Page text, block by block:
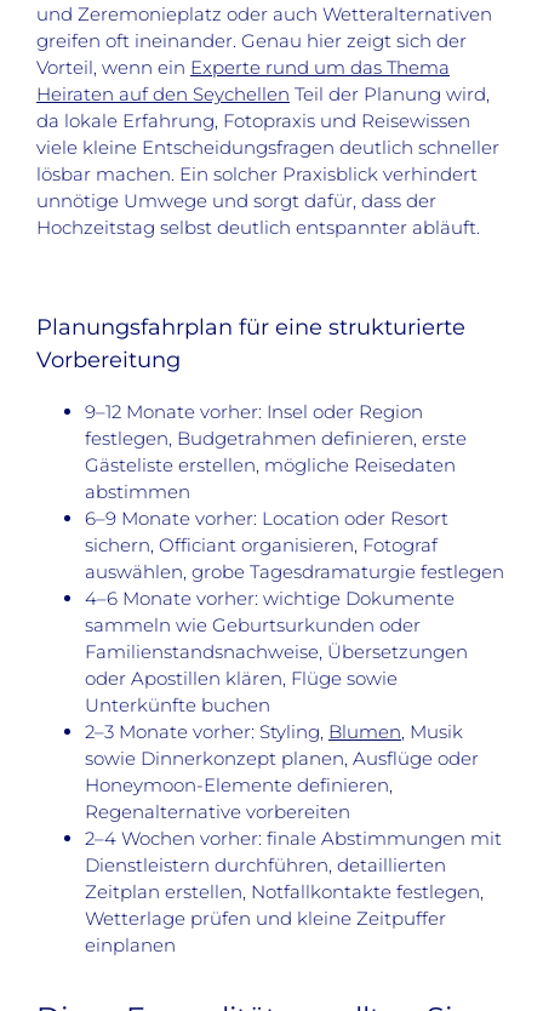
und Zeremonieplatz oder auch Wetteralternativen
greifen oft ineinander. Genau hier zeigt sich der
Vorteil, wenn ein Experte rund um das Thema
Heiraten auf den Seychellen Teil der Planung wird,
da lokale Erfahrung, Fotopraxis und Reisewissen
viele kleine Entscheidungsfragen deutlich schneller
lösbar machen. Ein solcher Praxisblick verhindert
unnötige Umwege und sorgt dafür, dass der
Hochzeitstag selbst deutlich entspannter abläuft.
Planungsfahrplan für eine strukturierte
Vorbereitung
9–12 Monate vorher: Insel oder Region
festlegen, Budgetrahmen definieren, erste
Gästeliste erstellen, mögliche Reisedaten
abstimmen
6–9 Monate vorher: Location oder Resort
sichern, Officiant organisieren, Fotograf
auswählen, grobe Tagesdramaturgie festlegen
4–6 Monate vorher: wichtige Dokumente
sammeln wie Geburtsurkunden oder
Familienstandsnachweise, Übersetzungen
oder Apostillen klären, Flüge sowie
Unterkünfte buchen
2–3 Monate vorher: Styling, Blumen, Musik
sowie Dinnerkonzept planen, Ausflüge oder
Honeymoon-Elemente definieren,
Regenalternative vorbereiten
2–4 Wochen vorher: finale Abstimmungen mit
Dienstleistern durchführen, detaillierten
Zeitplan erstellen, Notfallkontakte festlegen,
Wetterlage prüfen und kleine Zeitpuffer
einplanen